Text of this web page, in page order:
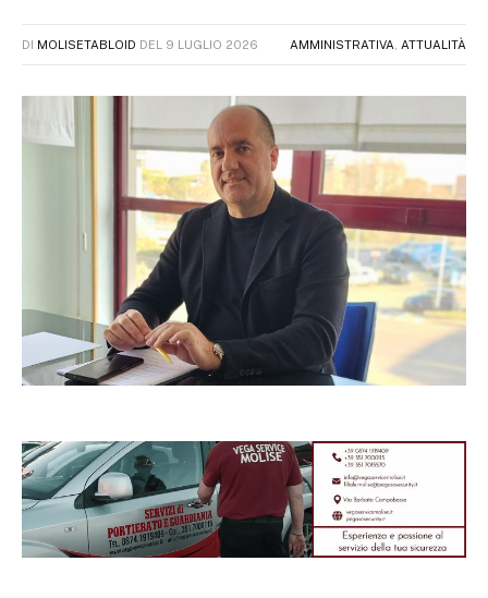
DI MOLISETABLOID DEL 9 LUGLIO 2026 AMMINISTRATIVA ATTUALITÀ